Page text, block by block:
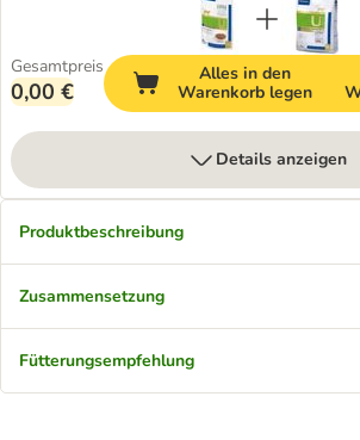
Gesamtpreis
0,00 €
Alles in den
Warenkorb legen
Details anzeigen
Produktbeschreibung
Zusammensetzung
Fütterungsempfehlung